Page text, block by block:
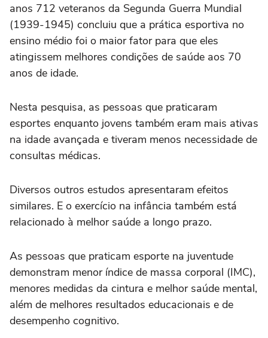
anos 712 veteranos da Segunda Guerra Mundial
(1939-1945) concluiu que a prática esportiva no
ensino médio foi o maior fator para que eles
atingissem melhores condições de saúde aos 70
anos de idade.
Nesta pesquisa, as pessoas que praticaram
esportes enquanto jovens também eram mais ativas
na idade avançada e tiveram menos necessidade de
consultas médicas.
Diversos outros estudos apresentaram efeitos
similares. E o exercício na infância também está
relacionado à melhor saúde a longo prazo.
As pessoas que praticam esporte na juventude
demonstram menor índice de massa corporal (IMC),
menores medidas da cintura e melhor saúde mental,
além de melhores resultados educacionais e de
desempenho cognitivo.